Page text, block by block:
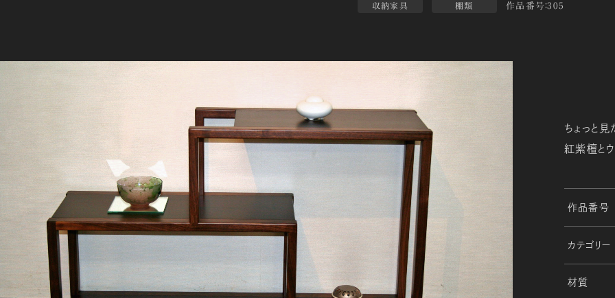
収納家具 棚類 作品番号：305
ちょっと
紅紫檀と
作品番号
カテゴリー
材質